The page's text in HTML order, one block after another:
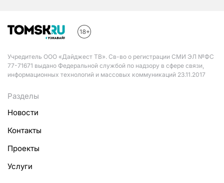
Учредитель ООО «Дайджест ТВ». Св-во о регистрации СМИ ЭЛ №ФС
77-71671 выдано Федеральной службой по надзору в сфере связи,
информационных технологий и массовых коммуникаций 23.11.2017
Разделы
Новости
Контакты
Проекты
Услуги